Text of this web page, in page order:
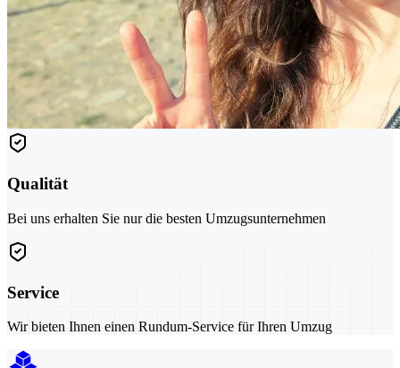
Qualität
Bei uns erhalten Sie nur die besten Umzugsunternehmen
Service
Wir bieten Ihnen einen Rundum-Service für Ihren Umzug